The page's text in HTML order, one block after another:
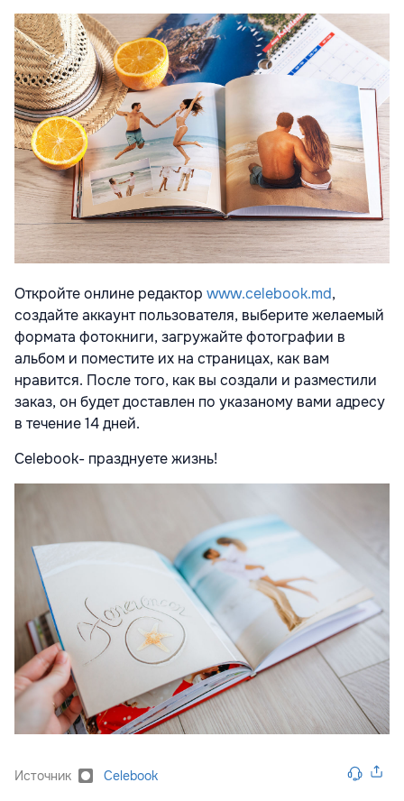
Откройте онлине редактор www.celebook.md,
создайте аккаунт пользователя, выберите желаемый
формата фотокниги, загружайте фотографии в
альбом и поместите их на страницах, как вам
нравится. После того, как вы создали и разместили
заказ, он будет доставлен по указаному вами адресу
в течение 14 дней.
Celebook- празднуете жизнь!
Источник Celebook